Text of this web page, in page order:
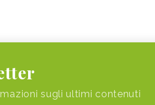
sugli ultimi contenuti